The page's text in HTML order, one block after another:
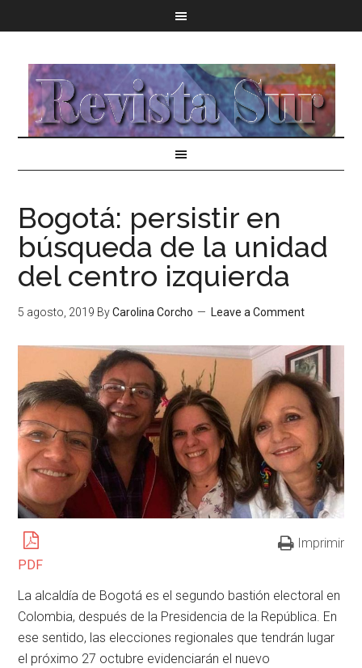
Bogotá: persistir en
búsqueda de la unidad
del centro izquierda
5 agosto, 2019 ByCarolina Corcho Leave a Comment
PDF
Imprimir
La alcaldía de Bogotá es el segundo bastión electoral en
Colombia, después de la Presidencia de la República. En
ese sentido, las elecciones regionales que tendrán lugar
el próximo 27 octubre evidenciarán el nuevo